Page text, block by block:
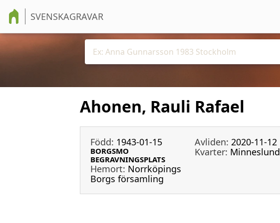
SVENSKAGRAVAR
Ahonen, Rauli Rafael
Född: 1943-01-15 Avliden: 2020-11-12
BORGSMO
BEGRAVNINGSPLATS
Kvarter: Minneslund
Hemort: Norrköpings
Borgs församling